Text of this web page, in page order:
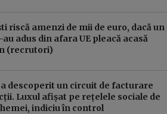
riscă amenzi de mii de euro, dacă un
adus din afara UE pleacă acasă
(recrutori)
descoperit un circuit de facturare
Luxul afișat pe rețelele sociale de
indiciu în control